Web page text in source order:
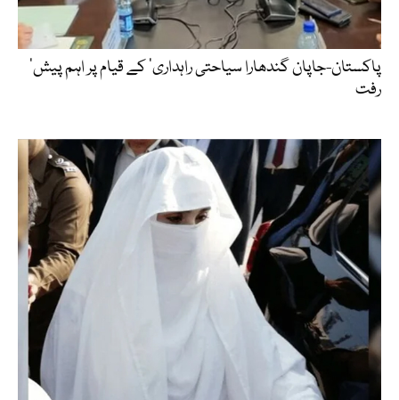
‘پاکستان-جاپان گندھارا سیاحتی راہداری’ کے قیام پر اہم پیش
رفت